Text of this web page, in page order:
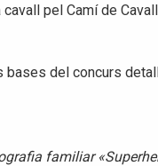
pel Camí de
bases del concurs
familiar